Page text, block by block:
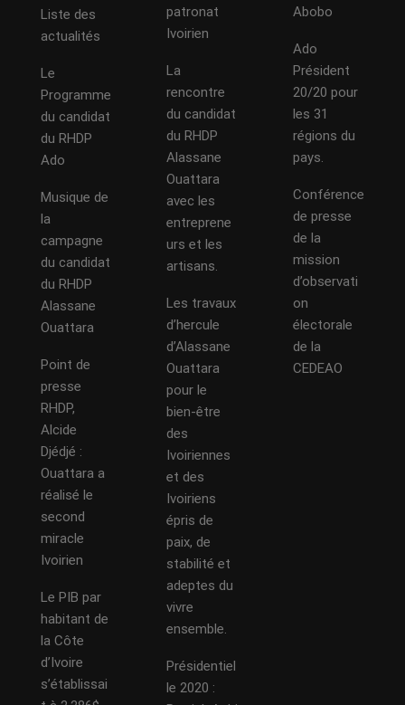
Liste des
actualités
Le
Programme
du candidat
du RHDP
Ado
Musique de
la
campagne
du candidat
du RHDP
Alassane
Ouattara
Point de
presse
RHDP,
Alcide
Djédjé :
Ouattara a
réalisé le
second
miracle
Ivoirien
Le PIB par
habitant de
la Côte
d’Ivoire
s’établissai
patronat
Ivoirien
La
rencontre
du candidat
du RHDP
Alassane
Ouattara
avec les
entreprene
urs et les
artisans.
Les travaux
d’hercule
d’Alassane
Ouattara
pour le
bien-être
des
Ivoiriennes
et des
Ivoiriens
épris de
paix, de
stabilité et
adeptes du
vivre
ensemble.
Présidentiel
le 2020 :
Abobo
Ado
Président
20/20 pour
les 31
régions du
pays.
Conférence
de presse
de la
mission
d’observati
on
électorale
de la
CEDEAO